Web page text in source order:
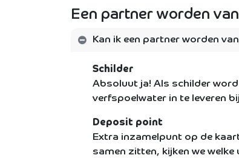
Een partner worden
Kan ik een partner worden
Schilder
Absoluut ja! Als schilder word
verfspoelwater in te leveren
Deposit point
Extra inzamelpunt op de
samen zitten, kijken we